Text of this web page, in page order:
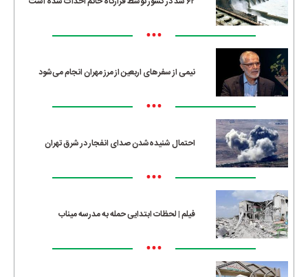
•••
نیمی از سفرهای اربعین از مرز مهران انجام می‌شود
•••
احتمال شنیده‌شدن صدای انفجار در شرق تهران
•••
فیلم | لحظات ابتدایی حمله به مدرسه میناب
•••